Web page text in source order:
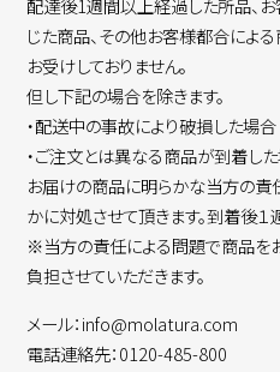
配達後1週間以上経過した所品、
じた商品、その他お客様都合によ
お受けしておりません。
但し下記の場合を除きます。
・配送中の事故により破損した場合
・ご注文とは異なる商品が到着し
お届けの商品に明らかな当方の責
かに対処させて頂きます。到着後１
※当方の責任による問題で商品を
負担させていただきます。
メール：info@molatura.com
電話連絡先：0120-485-800